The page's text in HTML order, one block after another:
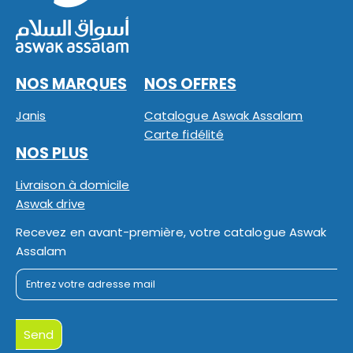
NOS MARQUES
Janis
NOS OFFRES
Catalogue Aswak Assalam
Carte fidélité
NOS PLUS
Livraison à domicile
Aswak drive
Recevez en avant-première, votre catalogue Aswak
Assalam